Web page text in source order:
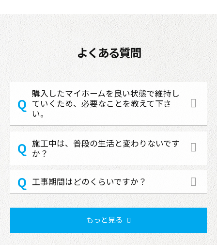
よくある質問
購入したマイホームを良い状態で維持し
ていくため、必要なことを教えて下さ
い。
施工中は、普段の生活と変わりないです
か？
工事期間はどのくらいですか？
もっと見る